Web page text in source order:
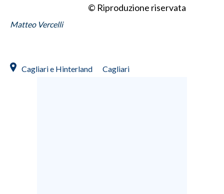
© Riproduzione riservata
Matteo Vercelli
Cagliari e Hinterland Cagliari